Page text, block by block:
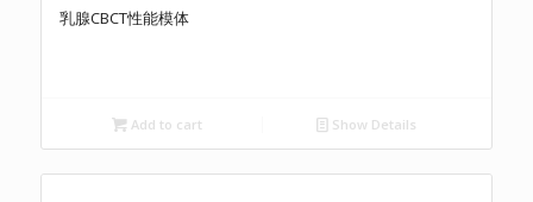
乳腺CBCT性能模体
Add to cart Show Details